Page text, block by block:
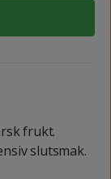
frukt.
slutsmak.